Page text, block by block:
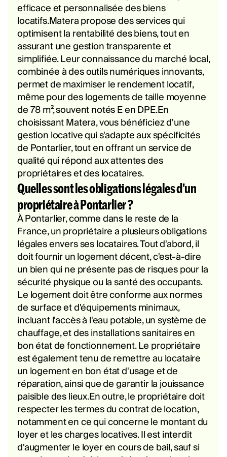
efficace et personnalisée des biens
locatifs.Matera propose des services qui
optimisent la rentabilité des biens, tout en
assurant une gestion transparente et
simplifiée. Leur connaissance du marché local,
combinée à des outils numériques innovants,
permet de maximiser le rendement locatif,
même pour des logements de taille moyenne
de 78 m², souvent notés E en DPE.En
choisissant Matera, vous bénéficiez d'une
gestion locative qui s'adapte aux spécificités
de Pontarlier, tout en offrant un service de
qualité qui répond aux attentes des
propriétaires et des locataires.
Quelles sont les obligations légales d'un
propriétaire à Pontarlier ?
À Pontarlier, comme dans le reste de la
France, un propriétaire a plusieurs obligations
légales envers ses locataires. Tout d'abord, il
doit fournir un logement décent, c'est-à-dire
un bien qui ne présente pas de risques pour la
sécurité physique ou la santé des occupants.
Le logement doit être conforme aux normes
de surface et d'équipements minimaux,
incluant l'accès à l'eau potable, un système de
chauffage, et des installations sanitaires en
bon état de fonctionnement. Le propriétaire
est également tenu de remettre au locataire
un logement en bon état d'usage et de
réparation, ainsi que de garantir la jouissance
paisible des lieux.En outre, le propriétaire doit
respecter les termes du contrat de location,
notamment en ce qui concerne le montant du
loyer et les charges locatives. Il est interdit
d'augmenter le loyer en cours de bail, sauf si